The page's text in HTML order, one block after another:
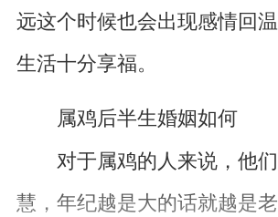
远这个时候也会出现感情回
生活十分享福。
属鸡后半生婚姻如何
对于属鸡的人来说，他们
慧，年纪越是大的话就越是